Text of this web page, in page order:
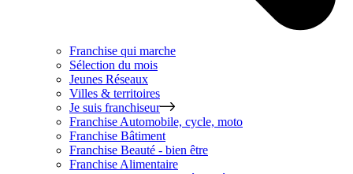
Franchise qui marche
Sélection du mois
Jeunes Réseaux
Villes & territoires
Je suis franchiseur
Franchise Automobile, cycle, moto
Franchise Bâtiment
Franchise Beauté - bien être
Franchise Alimentaire